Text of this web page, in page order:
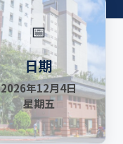
📅
日期
2026年12月4日
星期五